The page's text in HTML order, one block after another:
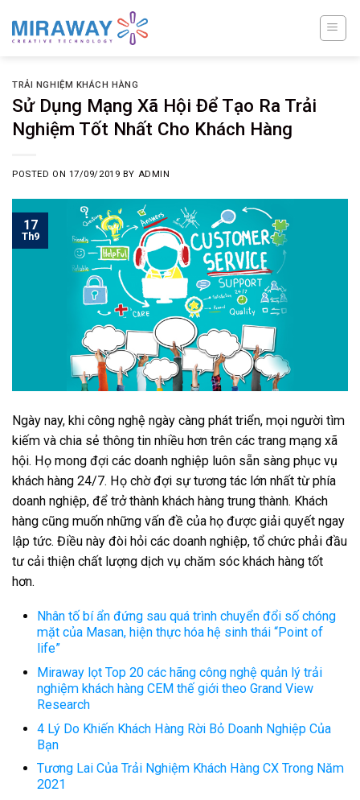
TRẢI NGHIỆM KHÁCH HÀNG
Sử Dụng Mạng Xã Hội Để Tạo Ra Trải
Nghiệm Tốt Nhất Cho Khách Hàng
POSTED ON 17/09/2019 BY ADMIN
17
Th9
Ngày nay, khi công nghệ ngày càng phát triển, mọi người tìm
kiếm và chia sẻ thông tin nhiều hơn trên các trang mạng xã
hội. Họ mong đợi các doanh nghiệp luôn sẵn sàng phục vụ
khách hàng 24/7. Họ chờ đợi sự tương tác lớn nhất từ phía
doanh nghiệp, để trở thành khách hàng trung thành. Khách
hàng cũng muốn những vấn đề của họ được giải quyết ngay
lập tức. Điều này đòi hỏi các doanh nghiệp, tổ chức phải đầu
tư cải thiện chất lượng dịch vụ chăm sóc khách hàng tốt
hơn.
Nhân tố bí ẩn đứng sau quá trình chuyển đổi số chóng
mặt của Masan, hiện thực hóa hệ sinh thái “Point of
life”
Miraway lọt Top 20 các hãng công nghệ quản lý trải
nghiệm khách hàng CEM thế giới theo Grand View
Research
4 Lý Do Khiến Khách Hàng Rời Bỏ Doanh Nghiệp Của
Bạn
Tương Lai Của Trải Nghiệm Khách Hàng CX Trong Năm
2021